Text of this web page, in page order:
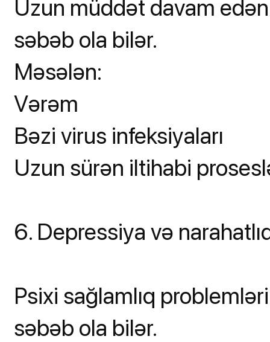
Uzun müddət davam
səbəb ola bilər.
Məsələn:
Vərəm
Bəzi virus infeksiyaları
Uzun sürən iltihabi
6. Depressiya və
Psixi sağlamlıq
səbəb ola bilər.